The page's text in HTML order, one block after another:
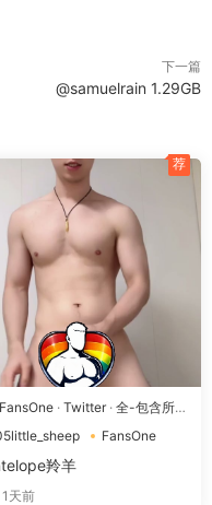
光下泛着光泽，汗珠沿
前，左腿微抬露出红白条
然流露男性魅力。 胸肌与
有力，短发因汗水微微贴
约可见的纹身细节和腰间
特质感。 男子一手抓着黑
则手持手机自拍，镜头距
空间转换至木质饰面的室
下一篇
@samuelrain 1.29GB
FansOne · Twitter· 全-包含所有
体型
· 狗-胸肌|微胖
FansOne
OSlittle_sheep
羚羊
1天前
荐